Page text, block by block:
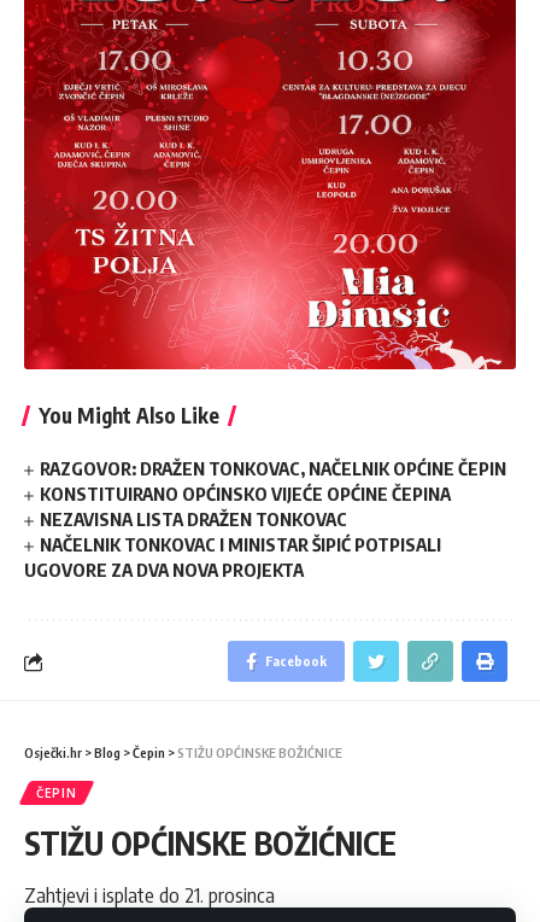
You Might Also Like
RAZGOVOR: DRAŽEN TONKOVAC, NAČELNIK OPĆINE ČEPIN
KONSTITUIRANO OPĆINSKO VIJEĆE OPĆINE ČEPINA
NEZAVISNA LISTA DRAŽEN TONKOVAC
NAČELNIK TONKOVAC I MINISTAR ŠIPIĆ POTPISALI
UGOVORE ZA DVA NOVA PROJEKTA
Facebook
Osječki.hr >Blog >Čepin >STIŽU OPĆINSKE BOŽIĆNICE
ČEPIN
STIŽU OPĆINSKE BOŽIĆNICE
Zahtjevi i isplate do 21. prosinca